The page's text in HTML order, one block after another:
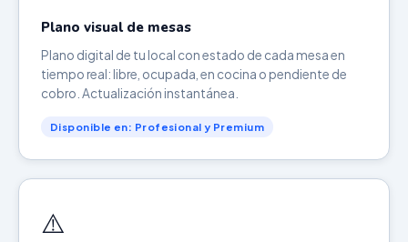
Plano visual de mesas
Plano digital de tu local con estado de cada mesa en
tiempo real: libre, ocupada, en cocina o pendiente de
cobro. Actualización instantánea.
Disponible en: Profesional y Premium
⚠️